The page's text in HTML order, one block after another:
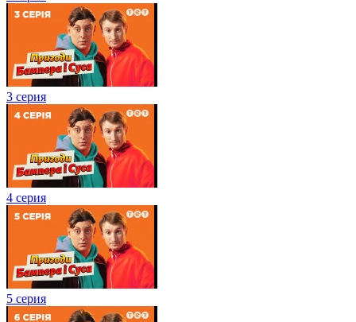
3 серия
4 серия
5 серия